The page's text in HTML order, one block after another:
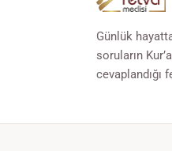
Günlük
soruların
cevaplandığı